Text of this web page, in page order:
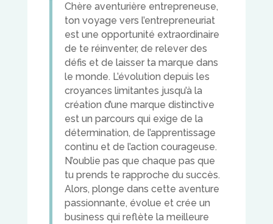
Chère aventurière entrepreneuse,
ton voyage vers l’entrepreneuriat
est une opportunité extraordinaire
de te réinventer, de relever des
défis et de laisser ta marque dans
le monde. L’évolution depuis les
croyances limitantes jusqu’à la
création d’une marque distinctive
est un parcours qui exige de la
détermination, de l’apprentissage
continu et de l’action courageuse.
N’oublie pas que chaque pas que
tu prends te rapproche du succès.
Alors, plonge dans cette aventure
passionnante, évolue et crée un
business qui reflète la meilleure